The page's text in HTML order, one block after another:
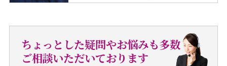
ちょっとした疑問やお悩みも多数
ご相談いただいております